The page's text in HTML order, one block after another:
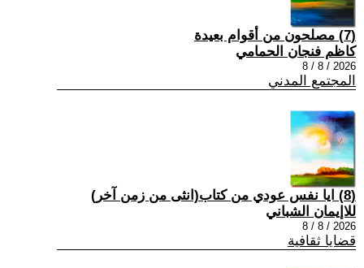
(7) مصلحون من أقوام بعيدة
كاظم فنجان الحمامي
2026 / 8 / 8
المجتمع المدني
(8) ايا نفس عودي من كتاب(انثى من زمن آخر)
للاإيمان الشباني
2026 / 8 / 8
قضايا ثقافية